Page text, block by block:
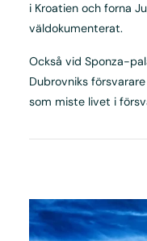
i Kroatien och forna
väldokumenterat.
Också vid Sponza-
Dubrovniks
som miste livet i